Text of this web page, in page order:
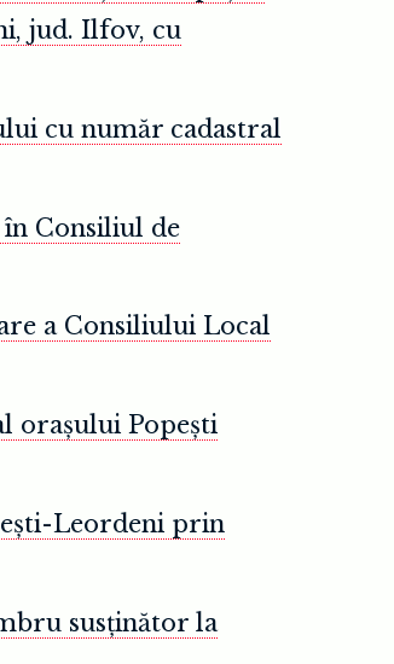
jud. Ilfov, cu
cu număr cadastral
Consiliul de
a Consiliului Local
orașului Popești
Leordeni prin
susținător la